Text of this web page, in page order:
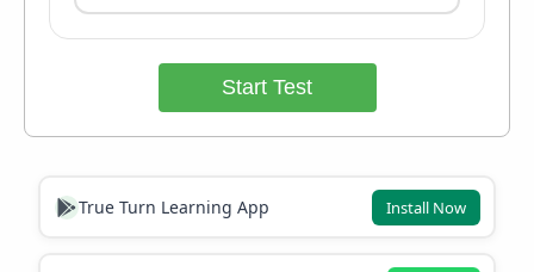
Start Test
True Turn Learning App Install Now